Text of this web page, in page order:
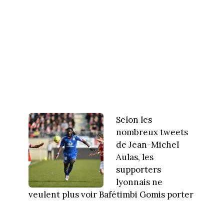
Selon les
nombreux tweets
de Jean-Michel
Aulas, les
supporters
lyonnais ne
veulent plus voir Bafétimbi Gomis porter